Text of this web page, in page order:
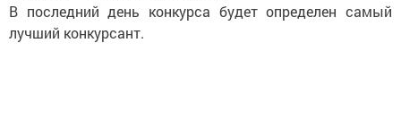
В последний день конкурса будет определен самый
лучший конкурсант.